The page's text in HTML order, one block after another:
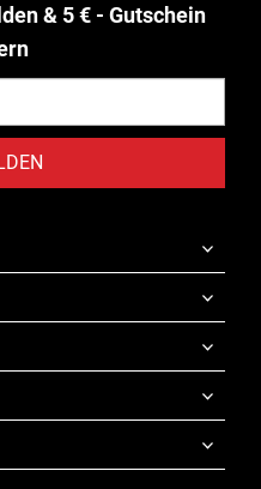
& 5 € - Gutschein